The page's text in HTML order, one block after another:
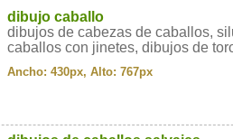
dibujo caballo
dibujos de cabezas de caballos,
caballos con jinetes, dibujos de
Ancho: 430px, Alto: 767px